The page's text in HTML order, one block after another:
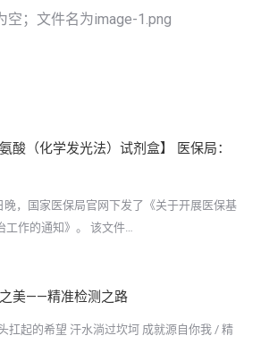
酸（化学发光法）试剂盒】 医保局：
晚，国家医保局官网下发了《关于开展医保基
工作的通知》。 该文件…
美——精准检测之路
扛起的希望 汗水淌过坎坷 成就源自你我 / 精